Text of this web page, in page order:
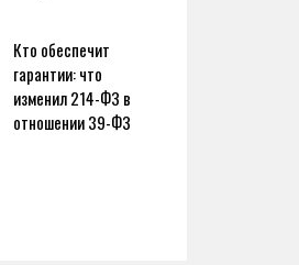
Кто обеспечит
гарантии: что
изменил 214-ФЗ в
отношении 39-ФЗ